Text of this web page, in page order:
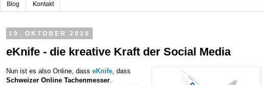
Blog Kontakt
19. OKTOBER 2010
eKnife - die kreative Kraft der Social Media
Nun ist es also Online, dass eKnife, dass
Schweizer Online Tachenmesser.